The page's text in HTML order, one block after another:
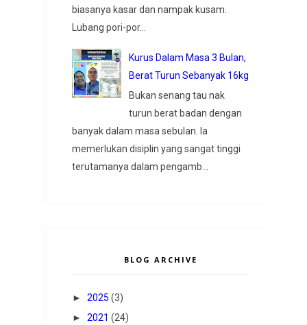
biasanya kasar dan nampak kusam.
Lubang pori-por...
Kurus Dalam Masa 3 Bulan,
Berat Turun Sebanyak 16kg
Bukan senang tau nak
turun berat badan dengan
banyak dalam masa sebulan. Ia
memerlukan disiplin yang sangat tinggi
terutamanya dalam pengamb...
BLOG ARCHIVE
► 2025 (3)
► 2021 (24)